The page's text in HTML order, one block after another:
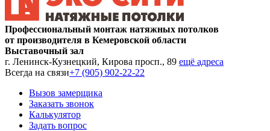
Профессиональный монтаж натяжных потолков
от производителя в Кемеровской области
Выставочный зал
г. Ленинск-Кузнецкий, Кирова просп., 89 ещё адреса
Всегда на связи+7 (905) 902-22-22
Вызов замерщика
Заказать звонок
Калькулятор
Задать вопрос